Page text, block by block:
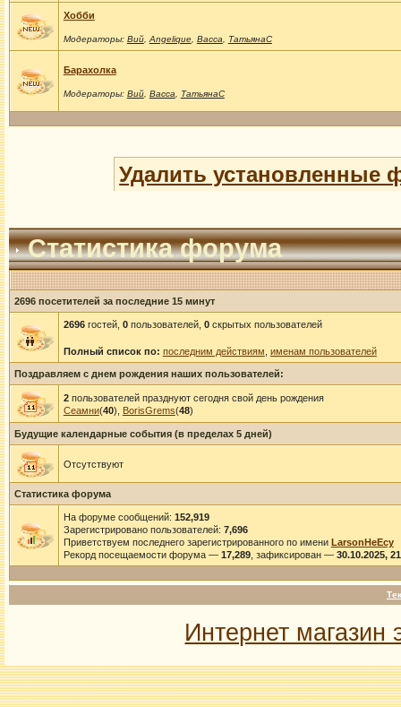
Хобби
Модераторы: Вий, Angelique, Васса ТатьянаС
Барахолка
Модераторы: Вий, Васса ТатьянаС
Удалить установленные
Статистика форума
2696 посетителей за последние 15 минут
2696гостей, 0пользователей, 0скрытых пользователей
Полный список по: последним действиям именам пользователей
Поздравляем с днем рождения наших пользователей:
2пользователей празднуют сегодня свой день рождения
Сеамни(40), BorisGrems(48)
Будущие календарные события (в пределах 5 дней)
Отсутствуют
Статистика форума
На форуме сообщений: 152,919
Зарегистрировано пользователей: 7,696
Приветствуем последнего зарегистрированного по имени LarsonHeEcy
Рекорд посещаемости форума — 17,289, зафиксирован — 30.10.2025,
Интернет